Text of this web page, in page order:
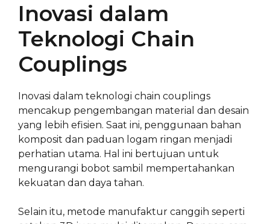
Inovasi dalam
Teknologi Chain
Couplings
Inovasi dalam teknologi chain couplings
mencakup pengembangan material dan desain
yang lebih efisien. Saat ini, penggunaan bahan
komposit dan paduan logam ringan menjadi
perhatian utama. Hal ini bertujuan untuk
mengurangi bobot sambil mempertahankan
kekuatan dan daya tahan.
Selain itu, metode manufaktur canggih seperti